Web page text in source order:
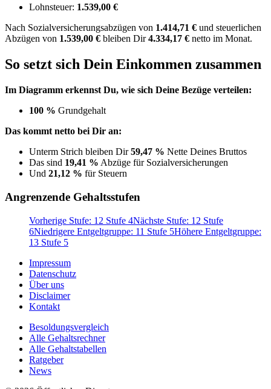
Lohnsteuer: 1.539,00 €
Nach Sozialversicherungsabzügen von 1.414,71 € und steuerlichen
Abzügen von 1.539,00 € bleiben Dir4.334,17 € netto im Monat.
So setzt sich Dein Einkommen zusammen
Im Diagramm erkennst Du, wie sich Deine Bezüge verteilen:
100 % Grundgehalt
Das kommt netto bei Dir an:
Unterm Strich bleiben Dir59,47 % Nette Deines Bruttos
Das sind 19,41 % Abzüge für Sozialversicherungen
Und 21,12 % für Steuern
Angrenzende Gehaltsstufen
Vorherige Stufe: 12 Stufe 4Nächste Stufe: 12 Stufe
6Niedrigere Entgeltgruppe: 11 Stufe 5Höhere Entgeltgruppe:
13 Stufe 5
Impressum
Datenschutz
Über uns
Disclaimer
Kontakt
Besoldungsvergleich
Alle Gehaltsrechner
Alle Gehaltstabellen
Ratgeber
News